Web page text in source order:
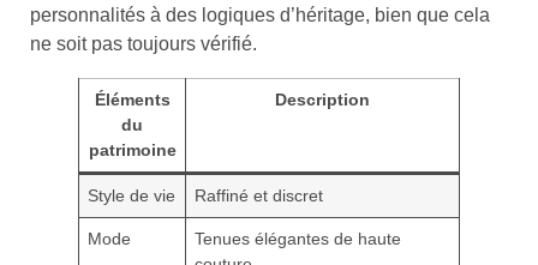
personnalités à des logiques d’héritage, bien que cela
ne soit pas toujours vérifié.
Éléments
du
patrimoine
Description
Style de vie Raffiné et discret
Mode
Tenues élégantes de haute